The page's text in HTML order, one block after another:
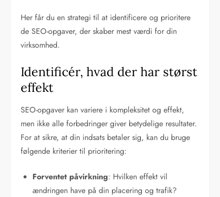
Her får du en strategi til at identificere og prioritere
de SEO-opgaver, der skaber mest værdi for din
virksomhed.
Identificér, hvad der har størst
effekt
SEO-opgaver kan variere i kompleksitet og effekt,
men ikke alle forbedringer giver betydelige resultater.
For at sikre, at din indsats betaler sig, kan du bruge
følgende kriterier til prioritering:
Forventet påvirkning: Hvilken effekt vil
ændringen have på din placering og trafik?